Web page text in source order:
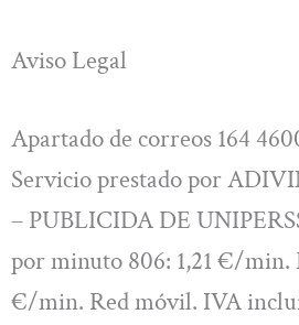
Aviso Legal
Apartado de correos 164
Servicio prestado por
– PUBLICIDA DE
por minuto 806: 1,21 €/min.
€/min. Red móvil. IVA